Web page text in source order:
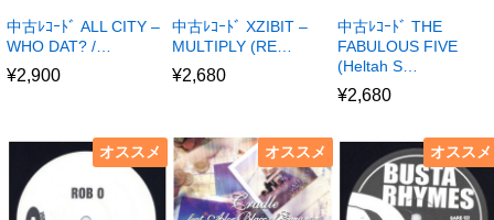
中古ﾚｺｰﾄﾞ ALL CITY –
WHO DAT? /…
¥2,900
中古ﾚｺｰﾄﾞ XZIBIT –
MULTIPLY (RE…
¥2,680
中古ﾚｺｰﾄﾞ THE
FABULOUS FIVE
(Heltah S…
¥2,680
オススメ オススメ オススメ